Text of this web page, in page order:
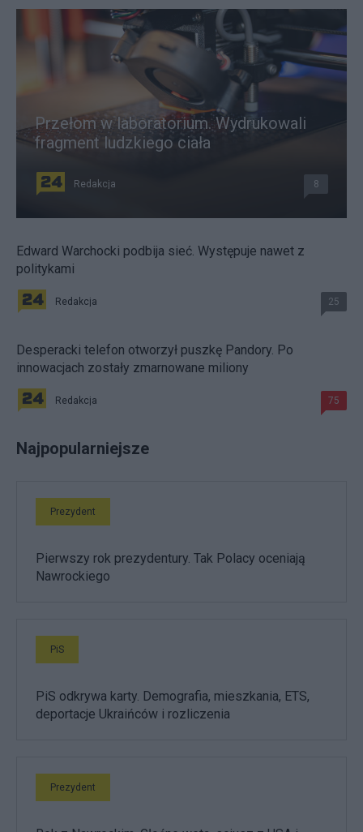
Przełom w laboratorium. Wydrukowali
fragment ludzkiego ciała
Redakcja 8
Edward Warchocki podbija sieć. Występuje nawet z
politykami
Redakcja 25
Desperacki telefon otworzył puszkę Pandory. Po
innowacjach zostały zmarnowane miliony
Redakcja 75
Najpopularniejsze
Prezydent
Pierwszy rok prezydentury. Tak Polacy oceniają
Nawrockiego
PiS
PiS odkrywa karty. Demografia, mieszkania, ETS,
deportacje Ukraińców i rozliczenia
Prezydent